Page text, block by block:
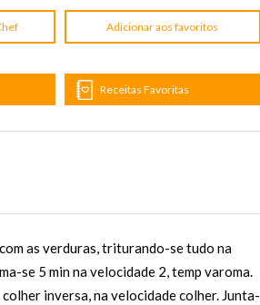
Adicionar aos favoritos
Receitas Favoritas
as verduras, triturando-se tudo na
se 5 min na velocidade 2, temp varoma.
inversa, na velocidade colher. Junta-